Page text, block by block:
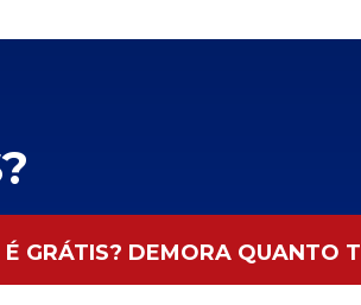
É GRÁTIS? DEMORA QUANTO